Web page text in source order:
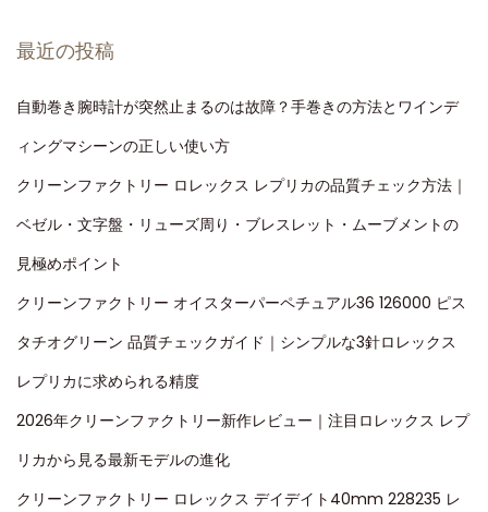
最近の投稿
自動巻き腕時計が突然止まるのは故障？手巻きの方法とワインデ
ィングマシーンの正しい使い方
クリーンファクトリー ロレックス レプリカの品質チェック方法｜
ベゼル・文字盤・リューズ周り・ブレスレット・ムーブメントの
見極めポイント
クリーンファクトリー オイスターパーペチュアル36 126000 ピス
タチオグリーン 品質チェックガイド｜シンプルな3針ロレックス
レプリカに求められる精度
2026年クリーンファクトリー新作レビュー｜注目ロレックス レプ
リカから見る最新モデルの進化
クリーンファクトリー ロレックス デイデイト40mm 228235 レ